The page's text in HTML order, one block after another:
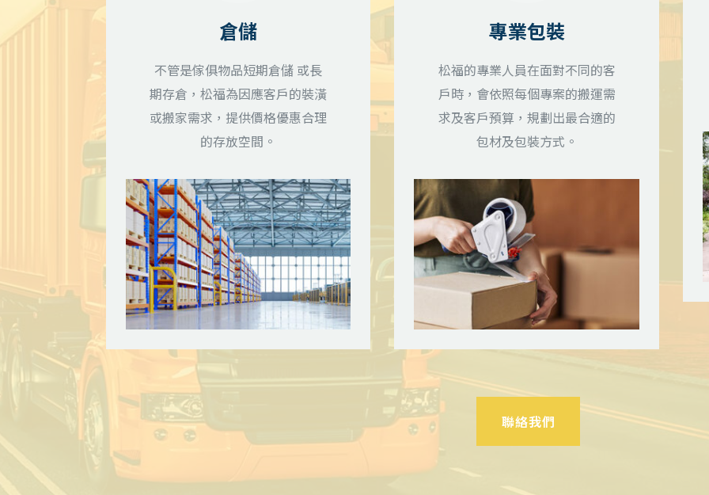
倉儲
不管是傢俱物品短期倉儲 或長
期存倉，松福為因應客戶的裝潢
或搬家需求，提供價格優惠合理
的存放空間。
專業包裝
松福的專業人員在面對不同的客
戶時，會依照每個專案的搬運需
求及客戶預算，規劃出最合適的
包材及包裝方式。
聯絡我們